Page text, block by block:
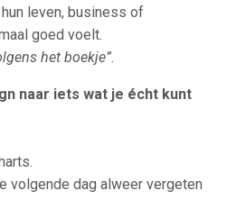
leven, business of
goed voelt.
het boekje”.
naar iets wat je écht kunt
volgende dag alweer vergeten